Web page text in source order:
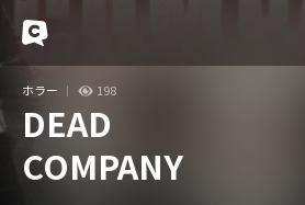
ホラー 198
DEAD
COMPANY